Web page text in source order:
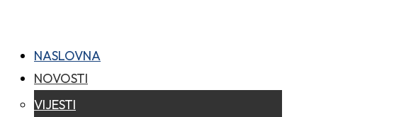
NASLOVNA
NOVOSTI
VIJESTI